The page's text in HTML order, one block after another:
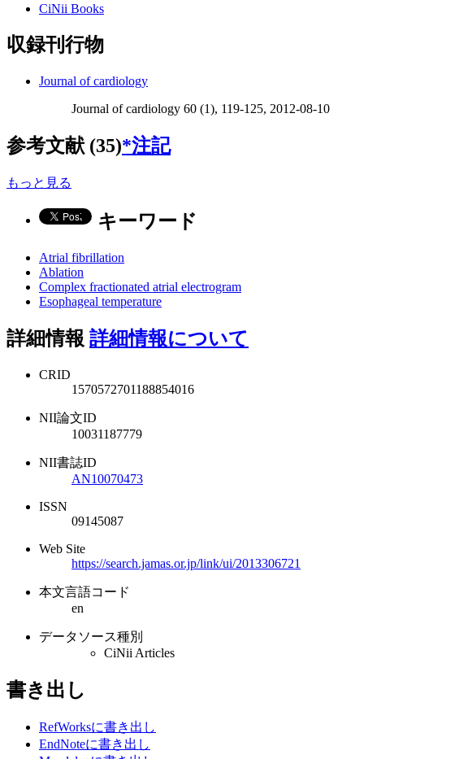
CiNii Books
収録刊行物
Journal of cardiology
Journal of cardiology 60 (1), 119-125, 2012-08-10
参考文献 (35)*注記
もっと見る
キーワード
Atrial fibrillation
Ablation
Complex fractionated atrial electrogram
Esophageal temperature
詳細情報 詳細情報について
CRID
1570572701188854016
NII論文ID
10031187779
NII書誌ID
AN10070473
ISSN
09145087
Web Site
https://search.jamas.or.jp/link/ui/2013306721
本文言語コード
en
データソース種別
CiNii Articles
書き出し
RefWorksに書き出し
EndNoteに書き出し